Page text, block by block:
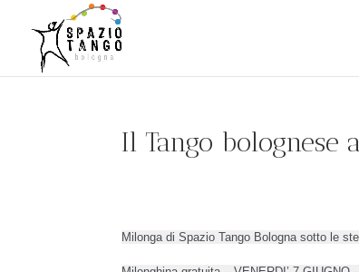
Il Tango bolognese
Milonga di Spazio Tango Bologna sotto le